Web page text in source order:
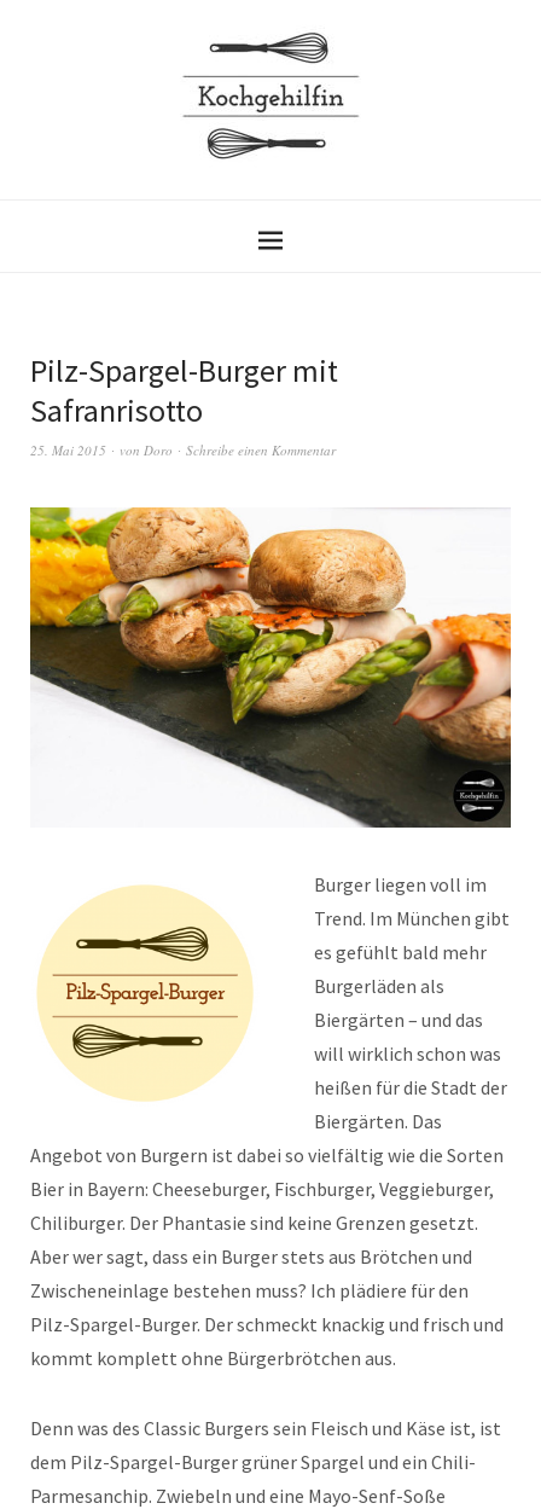
Pilz-Spargel-Burger mit
Safranrisotto
25. Mai 2015 von Doro Schreibe einen Kommentar
Burger liegen voll im
Trend. Im München gibt
es gefühlt bald mehr
Burgerläden als
Biergärten – und das
will wirklich schon was
heißen für die Stadt der
Biergärten. Das
Angebot von Burgern ist dabei so vielfältig wie die Sorten
Bier in Bayern: Cheeseburger, Fischburger, Veggieburger,
Chiliburger. Der Phantasie sind keine Grenzen gesetzt.
Aber wer sagt, dass ein Burger stets aus Brötchen und
Zwischeneinlage bestehen muss? Ich plädiere für den
Pilz-Spargel-Burger. Der schmeckt knackig und frisch und
kommt komplett ohne Bürgerbrötchen aus.
Denn was des Classic Burgers sein Fleisch und Käse ist, ist
dem Pilz-Spargel-Burger grüner Spargel und ein Chili-
Parmesanchip. Zwiebeln und eine Mayo-Senf-Soße